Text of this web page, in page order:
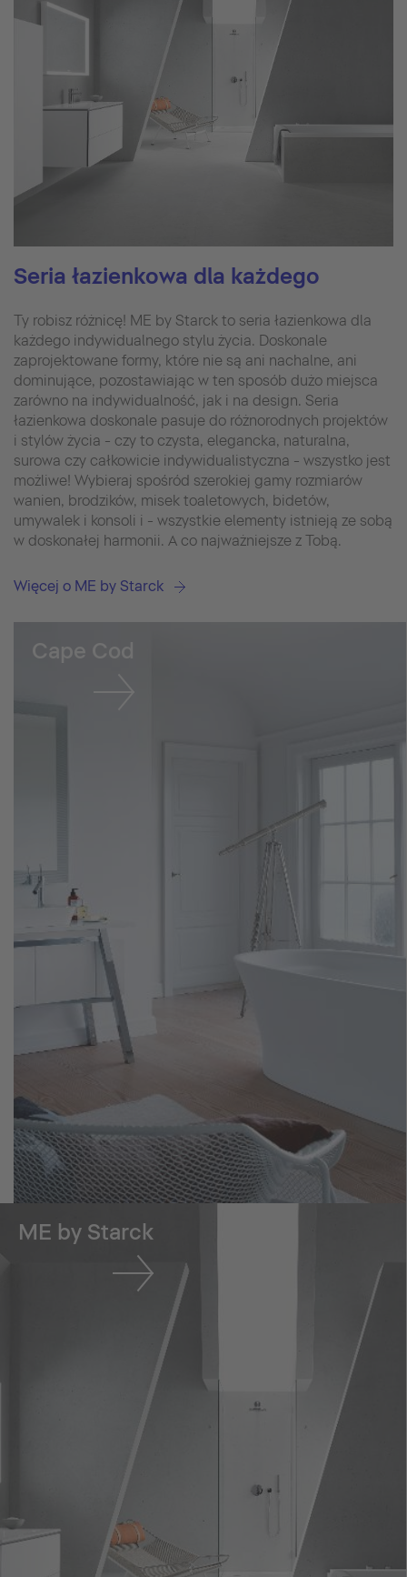
Seria łazienkowa dla każdego
Ty robisz różnicę! ME by Starck to seria łazienkowa dla
każdego indywidualnego stylu życia. Doskonale
zaprojektowane formy, które nie są ani nachalne, ani
dominujące, pozostawiając w ten sposób dużo miejsca
zarówno na indywidualność, jak i na design. Seria
łazienkowa doskonale pasuje do różnorodnych projektów
i stylów życia - czy to czysta, elegancka, naturalna,
surowa czy całkowicie indywidualistyczna - wszystko jest
możliwe! Wybieraj spośród szerokiej gamy rozmiarów
wanien, brodzików, misek toaletowych, bidetów,
umywalek i konsoli i - wszystkie elementy istnieją ze sobą
w doskonałej harmonii. A co najważniejsze z Tobą.
Więcej o ME by Starck
Cape Cod
ME by Starck